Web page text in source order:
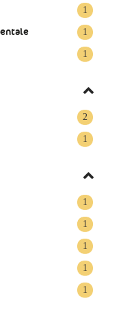
1
1
1
2
1
1
1
1
1
1